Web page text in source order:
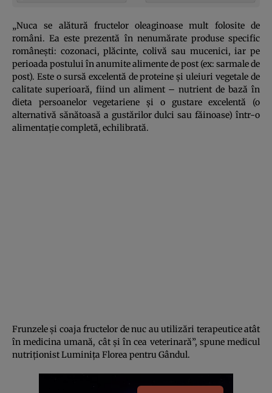
„Nuca se alătură fructelor oleaginoase mult folosite de
români. Ea este prezentă în nenumărate produse specific
româneşti: cozonaci, plăcinte, colivă sau mucenici, iar pe
perioada postului în anumite alimente de post (ex: sarmale de
post). Este o sursă excelentă de proteine şi uleiuri vegetale de
calitate superioară, fiind un aliment – nutrient de bază în
dieta persoanelor vegetariene şi o gustare excelentă (o
alternativă sănătoasă a gustărilor dulci sau făinoase) într-o
alimentaţie completă, echilibrată.
Frunzele şi coaja fructelor de nuc au utilizări terapeutice atât
în medicina umană, cât şi în cea veterinară”, spune medicul
nutriţionist Luminiţa Florea pentru Gândul.